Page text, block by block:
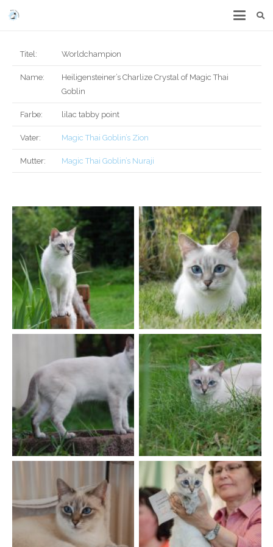
Titel: Worldchampion
Name:
Heiligensteiner’s Charlize Crystal of Magic Thai
Goblin
Farbe: lilac tabby point
Vater: Magic Thai Goblin’s Zion
Mutter: Magic Thai Goblin’s Nuraji